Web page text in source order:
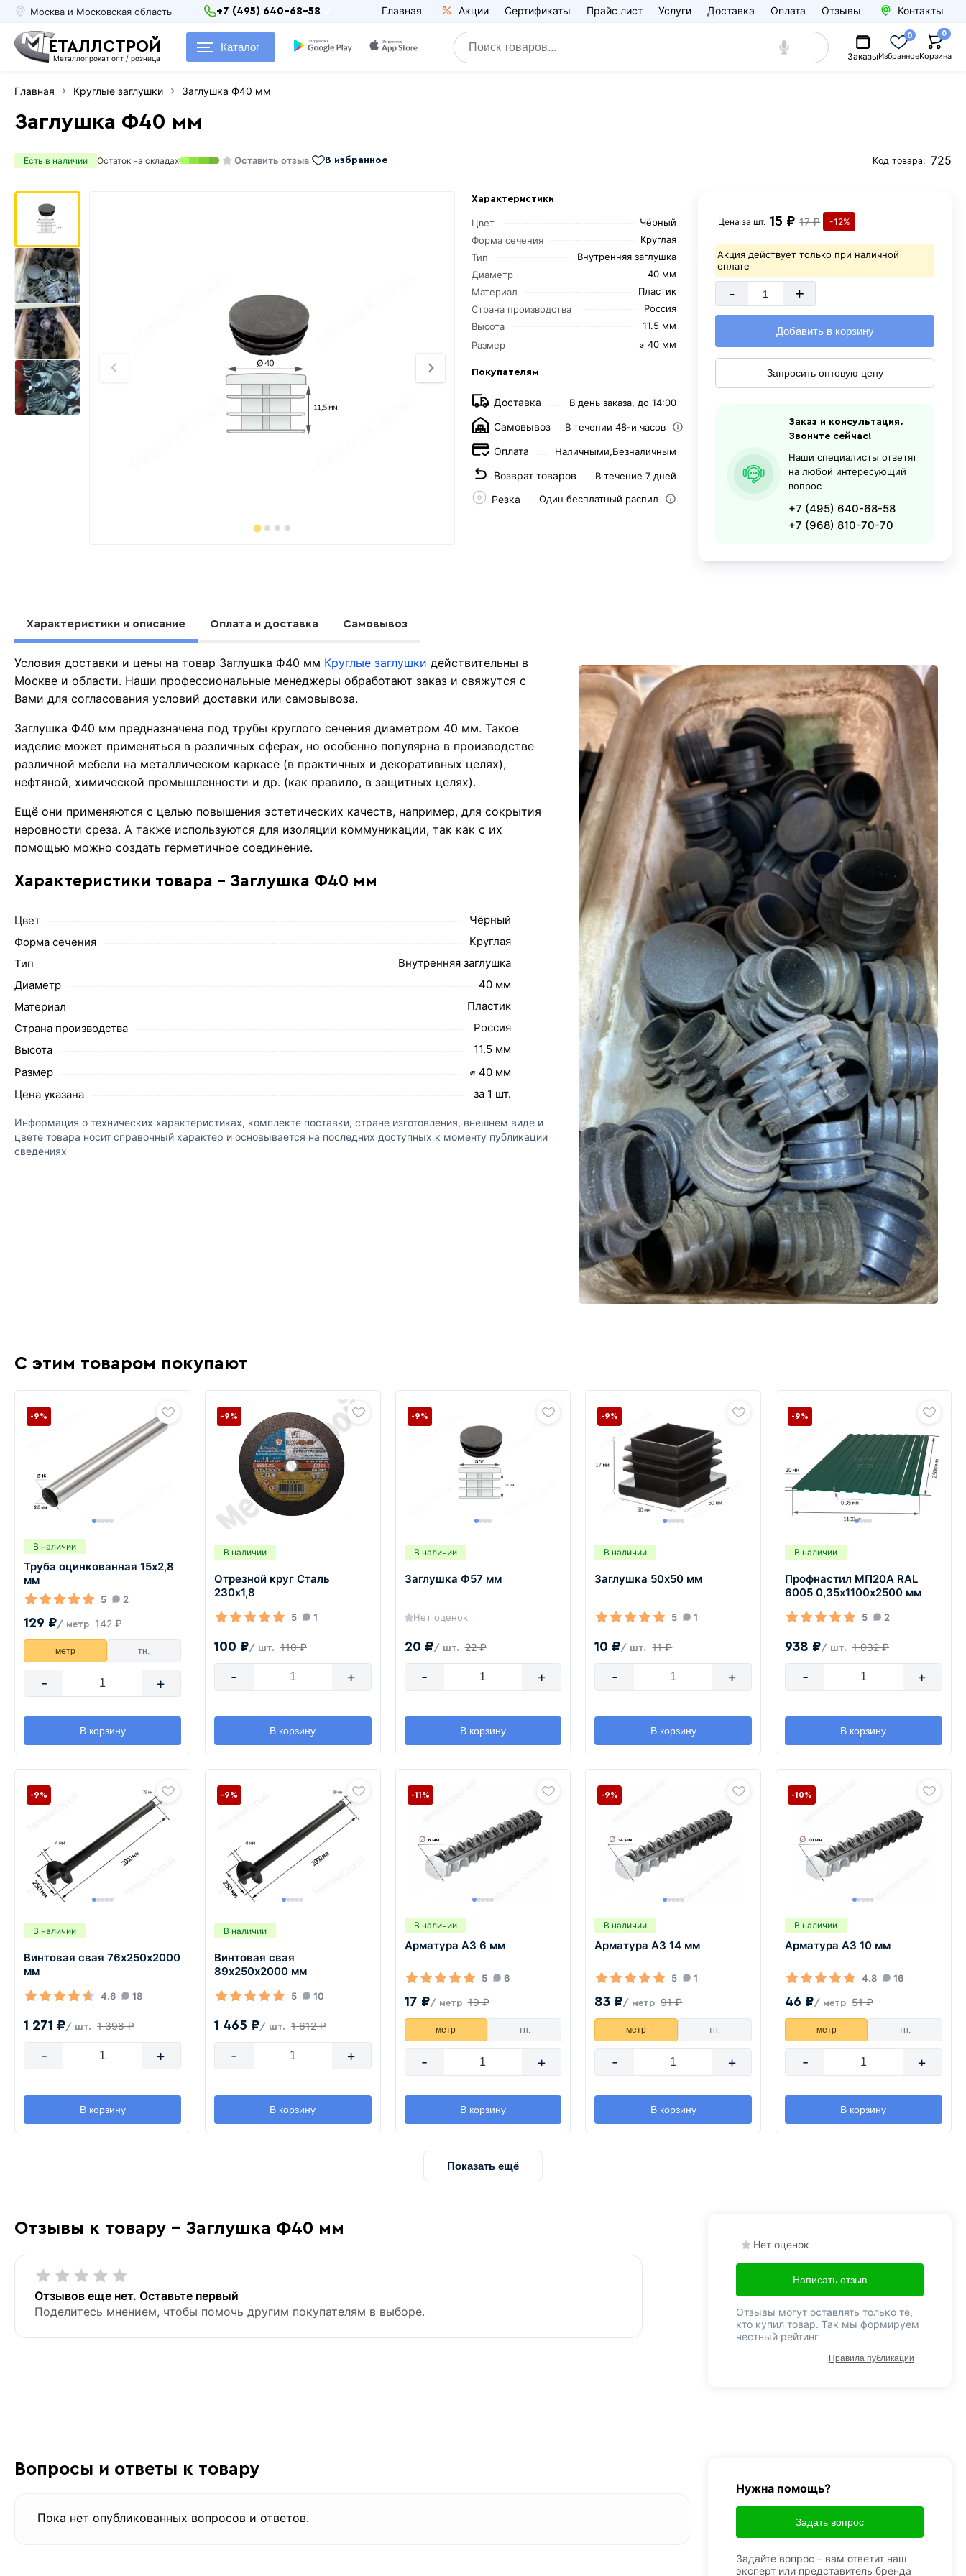
Москва и Московская область +7 (495) 640-68-58 Главная Акции Сертификаты Прайс лист Услуги Доставка Оплата Отзывы Контакты
ЕТАЛЛСТРОЙ
Металлопрокат опт / розница
Каталог
ЗаказыИзбранное
0
Корзина
0
Главная Круглые заглушки Заглушка Ф40 мм
Заглушка Ф40 мм
Есть в наличии Остаток на складах Оставить отзыв В избранное Код товара: 725
Характеристики
Цвет
Чёрный
Форма сечения
Круглая
Тип
Внутренняя заглушка
Диаметр
40 мм
Материал
Пластик
Страна производства
Россия
Высота
11.5 мм
Размер
⌀ 40 мм
Покупателям
Доставка В день заказа, до 14:00
Самовывоз В течении 48-и часов
Оплата Наличными,Безналичным
Возврат товаров В течение 7 дней
Резка Один бесплатный распил
Цена за шт. 15 ₽ 17 ₽ -12%
Акция действует только при наличной
оплате
- +
Добавить в корзину
Запросить оптовую цену
Заказ и консультация.
Звоните сейчас!
Наши специалисты ответят
на любой интересующий
вопрос
+7 (495) 640-68-58
+7 (968) 810-70-70
Характеристики и описание Оплата и доставка Самовывоз
Условия доставки и цены на товар Заглушка Ф40 мм Круглые заглушки действительны в
Москве и области. Наши профессиональные менеджеры обработают заказ и свяжутся с
Вами для согласования условий доставки или самовывоза.
Заглушка Ф40 мм предназначена под трубы круглого сечения диаметром 40 мм. Такое
изделие может применяться в различных сферах, но особенно популярна в производстве
различной мебели на металлическом каркасе (в практичных и декоративных целях),
нефтяной, химической промышленности и др. (как правило, в защитных целях).
Ещё они применяются с целью повышения эстетических качеств, например, для сокрытия
неровности среза. А также используются для изоляции коммуникации, так как с их
помощью можно создать герметичное соединение.
Характеристики товара - Заглушка Ф40 мм
Цвет
Чёрный
Форма сечения
Круглая
Тип
Внутренняя заглушка
Диаметр
40 мм
Материал
Пластик
Страна производства
Россия
Высота
11.5 мм
Размер
⌀ 40 мм
Цена указана
за 1 шт.
Информация о технических характеристиках, комплекте поставки, стране изготовления, внешнем виде и
цвете товара носит справочный характер и основывается на последних доступных к моменту публикации
сведениях
С этим товаром покупают
В наличии
Труба оцинкованная 15х2,8
мм
5 2
129 ₽/ метр 142 ₽
-9%
метр тн.
- +
В корзину
В наличии
Отрезной круг Сталь
230х1,8
5 1
100 ₽/ шт. 110 ₽
-9%
- +
В корзину
В наличии
Заглушка Ф57 мм
Нет оценок
20 ₽/ шт. 22 ₽
-9%
- +
В корзину
В наличии
Заглушка 50х50 мм
5 1
10 ₽/ шт. 11 ₽
-9%
- +
В корзину
В наличии
Профнастил МП20А RAL
6005 0,35х1100х2500 мм
5 2
938 ₽/ шт. 1 032 ₽
-9%
- +
В корзину
В наличии
Винтовая свая 76х250х2000
мм
4.6 18
1 271 ₽/ шт. 1 398 ₽
-9%
- +
В корзину
В наличии
Винтовая свая
89х250х2000 мм
5 10
1 465 ₽/ шт. 1 612 ₽
-9%
- +
В корзину
В наличии
Арматура А3 6 мм
5 6
17 ₽/ метр 19 ₽
-11%
метр тн.
- +
В корзину
В наличии
Арматура А3 14 мм
5 1
83 ₽/ метр 91 ₽
-9%
метр тн.
- +
В корзину
В наличии
Арматура А3 10 мм
4.8 16
46 ₽/ метр 51 ₽
-10%
метр тн.
- +
В корзину
Показать ещё
Отзывы к товару - Заглушка Ф40 мм
Отзывов еще нет. Оставьте первый
Поделитесь мнением, чтобы помочь другим покупателям в выборе.
Нет оценок
Написать отзыв
Отзывы могут оставлять только те,
кто купил товар. Так мы формируем
честный рейтинг
Правила публикации
Вопросы и ответы к товару
Пока нет опубликованных вопросов и ответов.
Нужна помощь?
Задать вопрос
Задайте вопрос – вам ответит наш
эксперт или представитель бренда